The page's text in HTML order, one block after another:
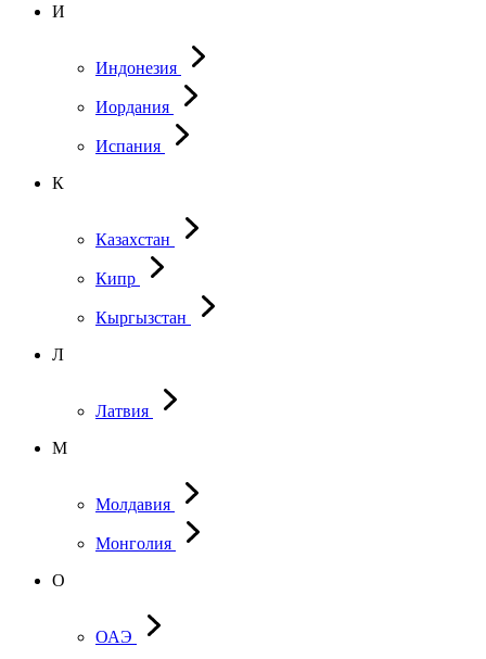
И
Индонезия
Иордания
Испания
К
Казахстан
Кипр
Кыргызстан
Л
Латвия
М
Молдавия
Монголия
О
ОАЭ